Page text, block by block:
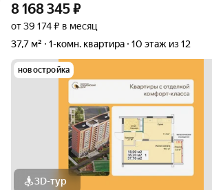
8 168 345₽
от 39 174 ₽ в месяц
37,7 м²
1-комн. квартира 10 этаж из 12
новостройка
3D-тур